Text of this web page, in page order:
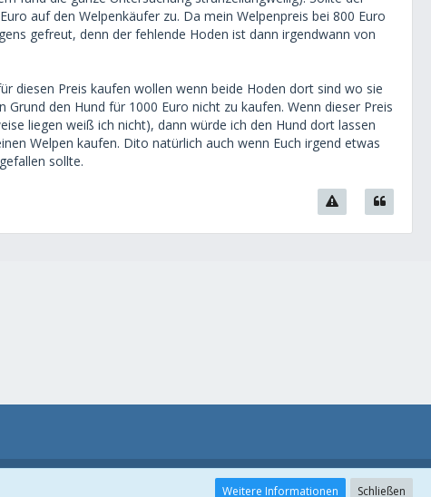
auf den Welpenkäufer zu. Da mein Welpenpreis bei 800 Euro
gefreut, denn der fehlende Hoden ist dann irgendwann von
diesen Preis kaufen wollen wenn beide Hoden dort sind wo sie
den Hund für 1000 Euro nicht zu kaufen. Wenn dieser Preis
liegen weiß ich nicht), dann würde ich den Hund dort lassen
Welpen kaufen. Dito natürlich auch wenn Euch irgend etwas
sollte.
Weitere Informationen Schließen